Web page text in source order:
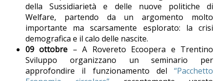
della Sussidiarietà e delle nuove politiche di
Welfare, partendo da un argomento molto
importante ma scarsamente esplorato: la crisi
demografica e il calo delle nascite.
09 ottobre – A Rovereto Ecoopera e Trentino
Sviluppo organizzano un seminario per
approfondire il funzionamento del “Pacchetto